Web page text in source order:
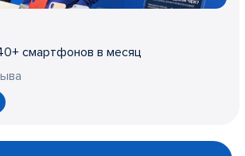
смартфонов в месяц